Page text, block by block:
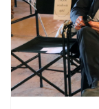
Previous